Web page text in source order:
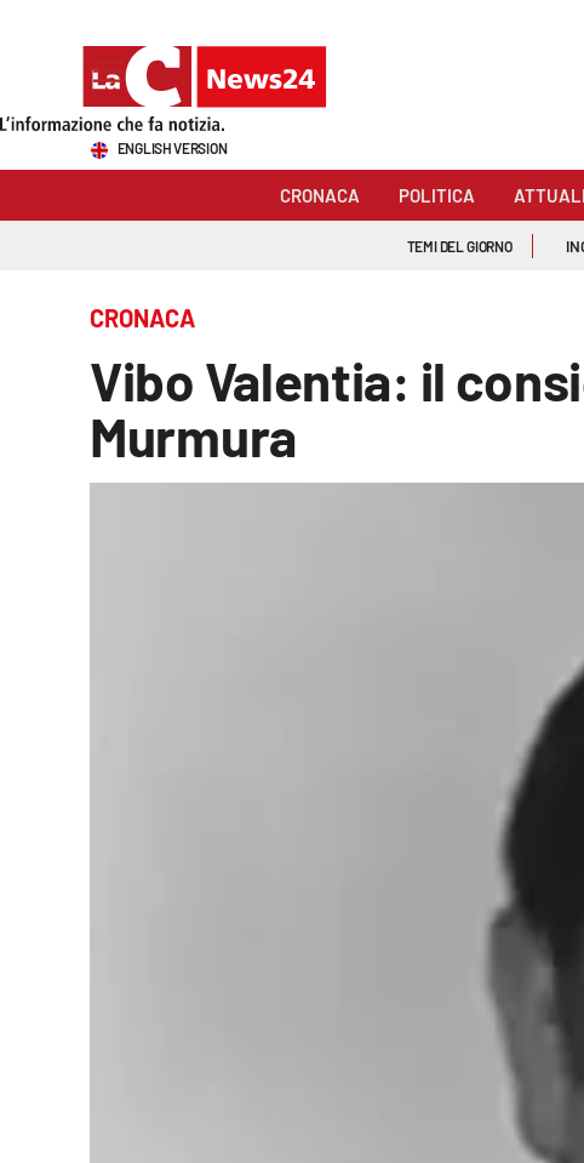
Sezioni
Economia e lavoro
ENGLISH VERSION
CRONACA POLITICA
TEMI DEL GIORNO
CRONACA
Vibo Valentia: il
Murmura